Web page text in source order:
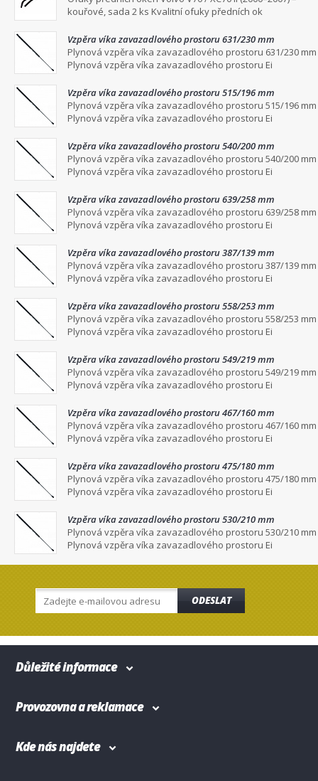
kouřové, sada 2 ks Kvalitní ofuky předních ok
Vzpěra víka zavazadlového prostoru 631/230 mm
Plynová vzpěra víka zavazadlového prostoru 631/230 mm
Plynová vzpěra víka zavazadlového prostoru Ei
Vzpěra víka zavazadlového prostoru 515/196 mm
Plynová vzpěra víka zavazadlového prostoru 515/196 mm
Plynová vzpěra víka zavazadlového prostoru Ei
Vzpěra víka zavazadlového prostoru 540/200 mm
Plynová vzpěra víka zavazadlového prostoru 540/200 mm
Plynová vzpěra víka zavazadlového prostoru Ei
Vzpěra víka zavazadlového prostoru 639/258 mm
Plynová vzpěra víka zavazadlového prostoru 639/258 mm
Plynová vzpěra víka zavazadlového prostoru Ei
Vzpěra víka zavazadlového prostoru 387/139 mm
Plynová vzpěra víka zavazadlového prostoru 387/139 mm
Plynová vzpěra víka zavazadlového prostoru Ei
Vzpěra víka zavazadlového prostoru 558/253 mm
Plynová vzpěra víka zavazadlového prostoru 558/253 mm
Plynová vzpěra víka zavazadlového prostoru Ei
Vzpěra víka zavazadlového prostoru 549/219 mm
Plynová vzpěra víka zavazadlového prostoru 549/219 mm
Plynová vzpěra víka zavazadlového prostoru Ei
Vzpěra víka zavazadlového prostoru 467/160 mm
Plynová vzpěra víka zavazadlového prostoru 467/160 mm
Plynová vzpěra víka zavazadlového prostoru Ei
Vzpěra víka zavazadlového prostoru 475/180 mm
Plynová vzpěra víka zavazadlového prostoru 475/180 mm
Plynová vzpěra víka zavazadlového prostoru Ei
Vzpěra víka zavazadlového prostoru 530/210 mm
Plynová vzpěra víka zavazadlového prostoru 530/210 mm
Plynová vzpěra víka zavazadlového prostoru Ei
ODESLAT
Důležité informace
Provozovna a reklamace
Kde nás najdete